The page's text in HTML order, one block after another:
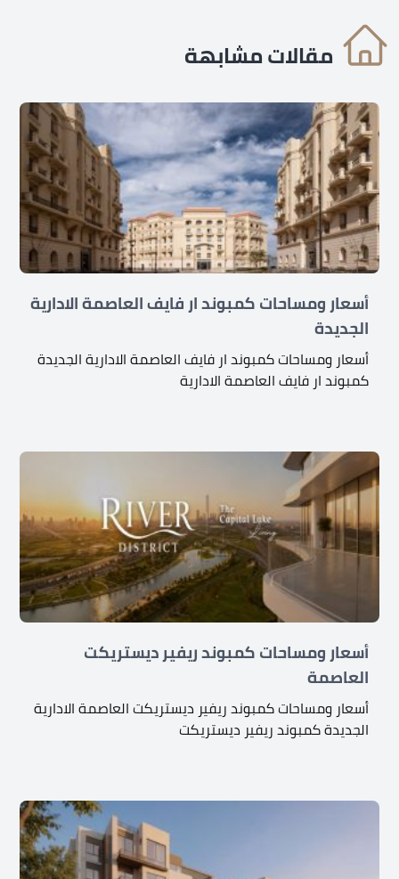
مقالات مشابهة
أسعار ومساحات كمبوند ار فايف العاصمة الادارية
الجديدة
أسعار ومساحات كمبوند ار فايف العاصمة الادارية الجديدة
كمبوند ار فايف العاصمة الادارية
أسعار ومساحات كمبوند ريفير ديستريكت
العاصمة
أسعار ومساحات كمبوند ريفير ديستريكت العاصمة الادارية
الجديدة كمبوند ريفير ديستريكت